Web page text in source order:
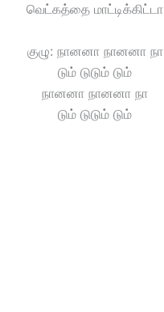
வெட்கத்தை மாட்டிக்கிட்டா
குழு: நானனா நானனா நா
டும் டுடும் டும்
நானனா நானனா நா
டும் டுடும் டும்